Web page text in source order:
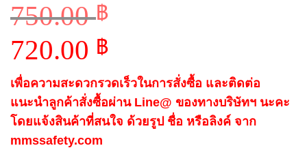
750.00฿
Original
price
was:
750.00 ฿.
720.00 ฿
Current
price
is:
720.00 ฿.
เพื่อความสะดวกรวดเร็วในการสั่งซื้อ และติดต่อ
แนะนำลูกค้าสั่งซื้อผ่าน Line@ ของทางบริษัทฯ นะคะ
โดยแจ้งสินค้าที่สนใจ ด้วยรูป ชื่อ หรือลิงค์ จาก
mmssafety.com